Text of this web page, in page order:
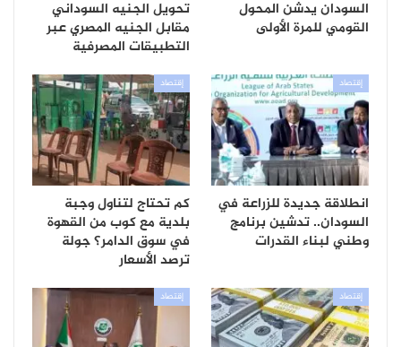
السودان يدشن المحول
القومي للمرة الأولى
تحويل الجنيه السوداني
مقابل الجنيه المصري عبر
التطبيقات المصرفية
إقتصاد
انطلاقة جديدة للزراعة في
السودان.. تدشين برنامج
وطني لبناء القدرات
إقتصاد
كم تحتاج لتناول وجبة
بلدية مع كوب من القهوة
في سوق الدامر؟ جولة
ترصد الأسعار
إقتصاد إقتصاد